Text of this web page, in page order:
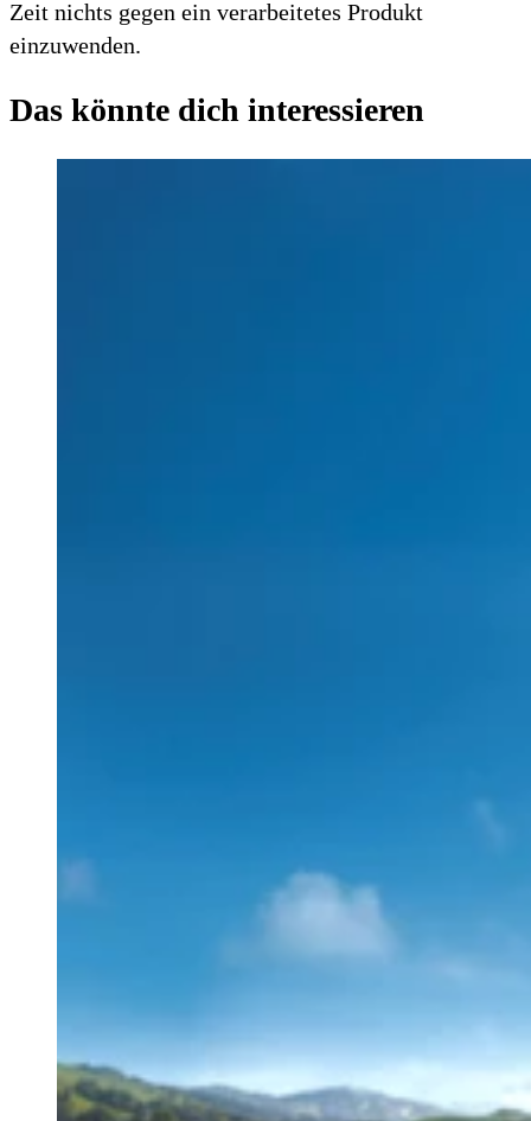
Zeit nichts gegen ein verarbeitetes Produkt
einzuwenden.
Das könnte dich interessieren